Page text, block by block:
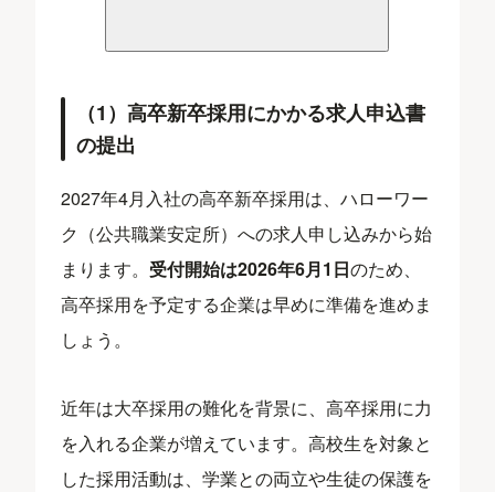
（1）高卒新卒採用にかかる求人申込書
の提出
2027年4月入社の高卒新卒採用は、ハローワー
ク（公共職業安定所）への求人申し込みから始
まります。 受付開始は2026年6月1日のため、
高卒採用を予定する企業は早めに準備を進めま
しょう。
近年は大卒採用の難化を背景に、高卒採用に力
を入れる企業が増えています。高校生を対象と
した採用活動は、学業との両立や生徒の保護を